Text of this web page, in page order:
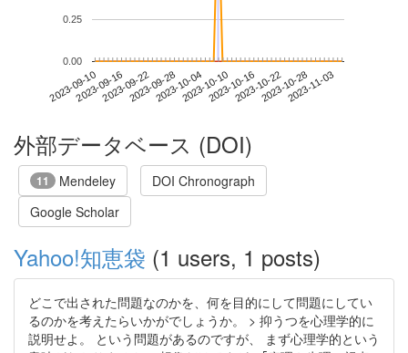
2023-09-102023-09-162023-09-222023-09-282023-10-042023-10-102023-10-162023-10-222023-10-282023-11-03
0.00
0.25
外部データベース (DOI)
11 Mendeley
DOI Chronograph
Google Scholar
Yahoo!知恵袋 (1 users, 1 posts)
どこで出された問題なのかを、何を目的にして問題にしてい
るのかを考えたらいかがでしょうか。 > 抑うつを心理学的に
説明せよ。 という問題があるのですが、 まず心理学的という